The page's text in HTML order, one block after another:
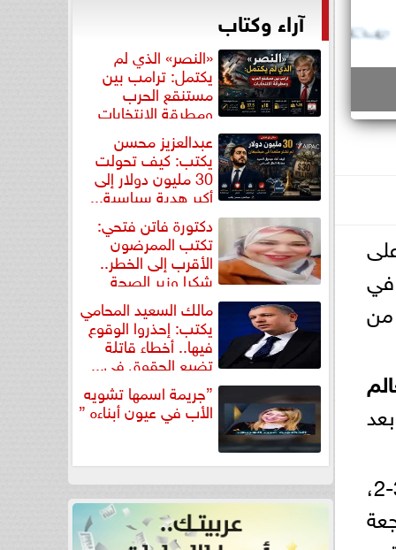
3-2 في
من
وأكد التقرير أن منتخب الأرجنتين نجح في تحويل تأخره بهدفين إلى فوز مثير بنتيجة 3-2،
آراء وكتاب
«النصر» الذي لم
يكتمل: ترامب بين
مستنقع الحرب
ومطرقة الانتخابات
عبدالعزيز محسن
يكتب: كيف تحولت
30 مليون دولار إلى
أكبر هدية سياسية...
دكتورة فاتن فتحي:
تكتب الممرضون
الأقرب إلى الخطر..
شكرا وزير الصحة
لتكريم... مالك السعيد المحامي
يكتب: إحذروا الوقوع
فيها.. أخطاء قاتلة
تضيع الحقوق في...
”جريمة اسمها تشويه
الأب في عيون أبناءه ”